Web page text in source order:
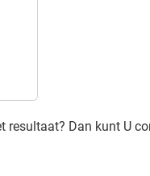
resultaat? Dan kunt U